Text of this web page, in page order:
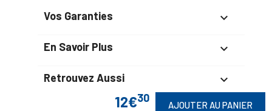
12€30
AJOUTER AU PANIER
Vos Garanties 
En Savoir Plus 
Retrouvez Aussi 